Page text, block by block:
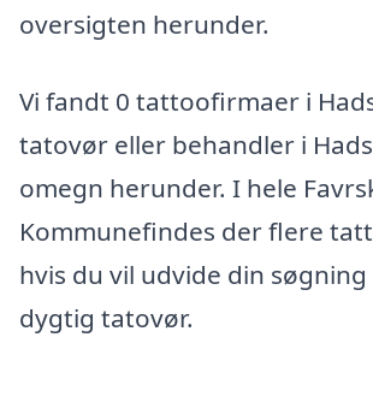
oversigten herunder.
Vi fandt 0 tattoofirmaer i
tatovør eller behandler i
omegn herunder. I hele
Kommunefindes der flere
hvis du vil udvide din
dygtig tatovør.